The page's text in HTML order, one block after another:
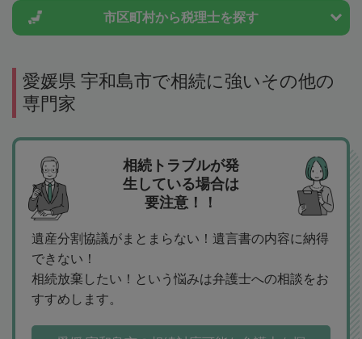
市区町村から税理士を探す
愛媛県 宇和島市で相続に強いその他の
専門家
相続トラブルが発
生している場合は
要注意！！
遺産分割協議がまとまらない！遺言書の内容に納得
できない！
相続放棄したい！という悩みは弁護士への相談をお
すすめします。